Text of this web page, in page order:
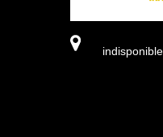
indisponible